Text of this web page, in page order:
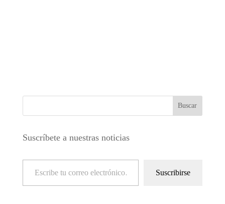
Suscríbete a nuestras noticias
Escribe tu correo electrónico…
Suscribirse